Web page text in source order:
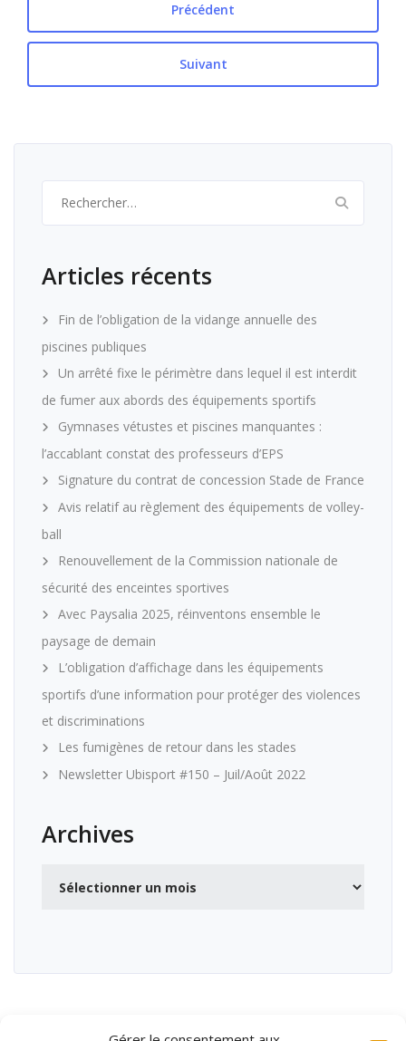
Précédent
Suivant
Articles récents
Fin de l’obligation de la vidange annuelle des
piscines publiques
Un arrêté fixe le périmètre dans lequel il est interdit
de fumer aux abords des équipements sportifs
Gymnases vétustes et piscines manquantes :
l’accablant constat des professeurs d’EPS
Signature du contrat de concession Stade de France
Avis relatif au règlement des équipements de volley-
ball
Renouvellement de la Commission nationale de
sécurité des enceintes sportives
Avec Paysalia 2025, réinventons ensemble le
paysage de demain
L’obligation d’affichage dans les équipements
sportifs d’une information pour protéger des violences
et discriminations
Les fumigènes de retour dans les stades
Newsletter Ubisport #150 – Juil/Août 2022
Archives